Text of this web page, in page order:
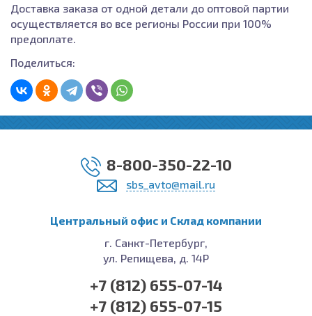
Доставка заказа от одной детали до оптовой партии
осуществляется во все регионы России при 100%
предоплате.
Поделиться:
8-800-350-22-10
sbs_avto@mail.ru
Центральный офис и Cклад компании
г. Санкт-Петербург,
ул. Репищева, д. 14Р
+7 (812) 655-07-14
+7 (812) 655-07-15